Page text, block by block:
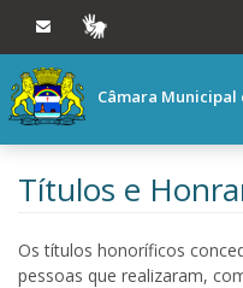
Ir ao conteúdo
Ir à navegação principal
VLIBRAS
Câmara Municipal
Títulos e
Os títulos honoríficos
pessoas que realizaram,